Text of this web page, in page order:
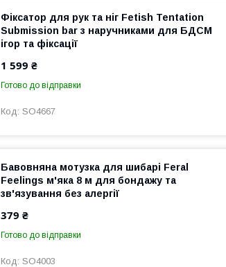
Фіксатор для рук та ніг Fetish Tentation
Submission bar з наручниками для БДСМ
ігор та фіксації
1 599 ₴
Готово до відправки
SO4667
Бавовняна мотузка для шибарі Feral
Feelings м'яка 8 м для бондажу та
зв'язування без алергії
379 ₴
Готово до відправки
SO4003